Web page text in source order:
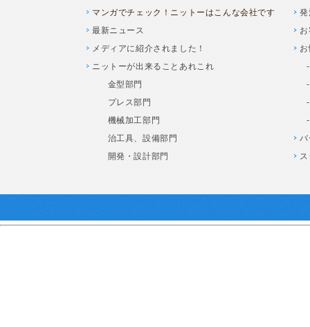
マンガでチェック！ニットーはこんな会社です
最新ニュース
メディアに紹介されました！
ニットーが出来ることあれこれ
金型部門
プレス部門
機械加工部門
治工具、設備部門
開発・設計部門
発
お
お
バ
ス